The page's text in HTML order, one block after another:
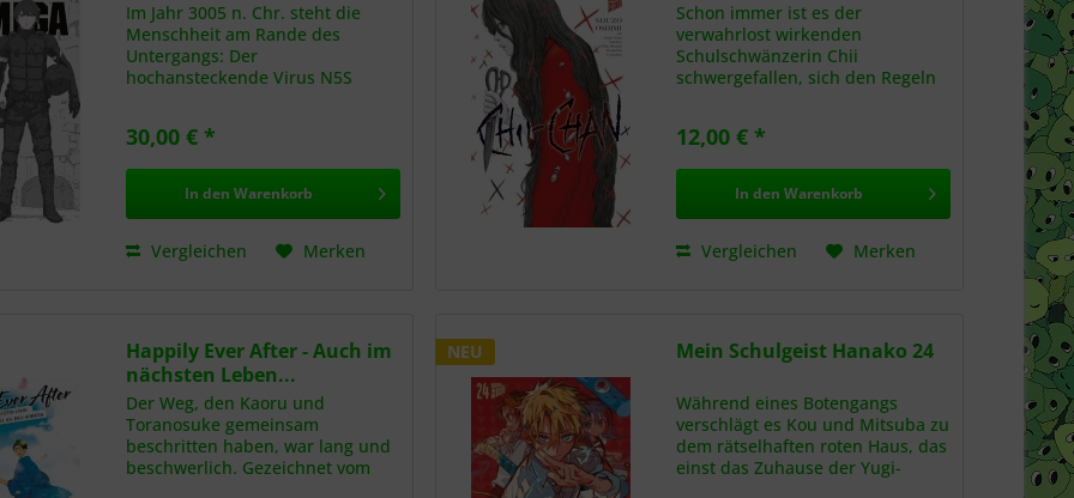
Im Jahr 3005 n. Chr. steht die
Menschheit am Rande des
Untergangs: Der
hochansteckende Virus N5S
Sechs Monate nach dem
verheerenden Ausbruch jagt der
synthetische Agent Zoichi...
30,00 € *
In den Warenkorb
Vergleichen Merken
Schon immer ist es der
verwahrlost wirkenden
Schulschwänzerin Chii
schwergefallen, sich den Regeln
Schere und einer Handvoll toter
Insekten in der Schule auftaucht
12,00 € *
In den Warenkorb
Vergleichen Merken
Happily Ever After - Auch im
nächsten Leben...
Der Weg, den Kaoru und
Toranosuke gemeinsam
beschritten haben, war lang und
beschwerlich. Gezeichnet vom
NEU Mein Schulgeist Hanako 24
Während eines Botengangs
verschlägt es Kou und Mitsuba zu
dem rätselhaften roten Haus, das
einst das Zuhause der Yugi-